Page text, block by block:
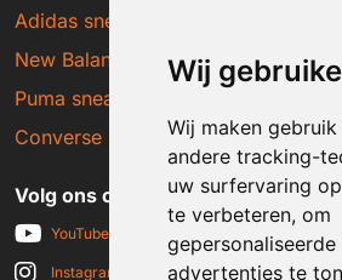
Wij
Wij maken
andere tracking-
uw surfervaring
te verbeteren, om
gepersonaliseerde
advertenties te
Adidas sneakers
New Balance sneakers
Puma sneakers
Converse sneakers
Volg ons op social media
YouTube
Instagram